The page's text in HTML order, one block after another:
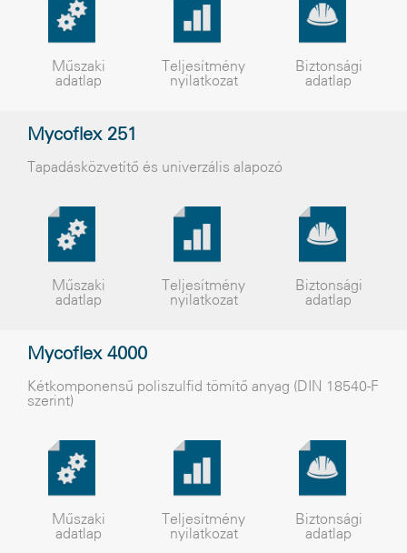
Műszaki
adatlap
Teljesítmény
nyilatkozat
Biztonsági
adatlap
Mycoflex 251
Tapadásközvetítő és univerzális alapozó
Műszaki
adatlap
Teljesítmény
nyilatkozat
Biztonsági
adatlap
Mycoflex 4000
Kétkomponensû poliszulfid tömítõ anyag (DIN 18540-F
szerint)
Műszaki
adatlap
Teljesítmény
nyilatkozat
Biztonsági
adatlap